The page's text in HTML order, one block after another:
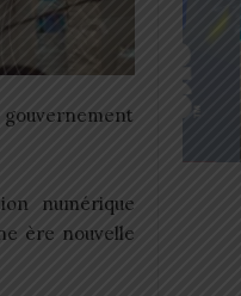
numérique
ère nouvelle